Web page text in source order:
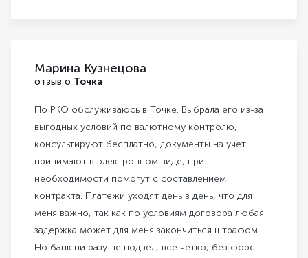
Марина Кузнецова
отзыв о Точка
По РКО обслуживаюсь в Точке. Выбрала его из-за
выгодных условий по валютному контролю,
консультируют бесплатно, документы на учет
принимают в электронном виде, при
необходимости помогут с составлением
контракта. Платежи уходят день в день, что для
меня важно, так как по условиям договора любая
задержка может для меня закончиться штрафом.
Но банк ни разу не подвел, все четко, без форс-